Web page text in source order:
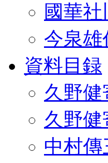
國華
今泉雄
資料目録
久野
久野
中村